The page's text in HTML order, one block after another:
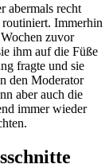
abermals recht
Immerhin
zuvor
ihm auf die Füße
fragte und sie
den Moderator
aber auch die
immer wieder